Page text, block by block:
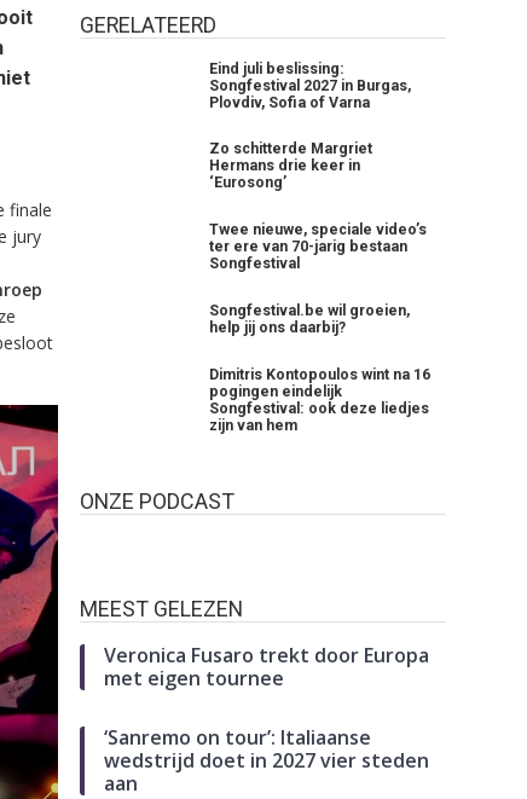
finale
jury
GERELATEERD
Eind juli beslissing:
Songfestival 2027 in Burgas,
Plovdiv, Sofia of Varna
Zo schitterde Margriet
Hermans drie keer in
‘Eurosong’
Twee nieuwe, speciale video’s
ter ere van 70-jarig bestaan
Songfestival
Songfestival.be wil groeien,
help jij ons daarbij?
Dimitris Kontopoulos wint na 16
pogingen eindelijk
Songfestival: ook deze liedjes
zijn van hem
ONZE PODCAST
MEEST GELEZEN
Veronica Fusaro trekt door Europa
met eigen tournee
‘Sanremo on tour’: Italiaanse
wedstrijd doet in 2027 vier steden
aan